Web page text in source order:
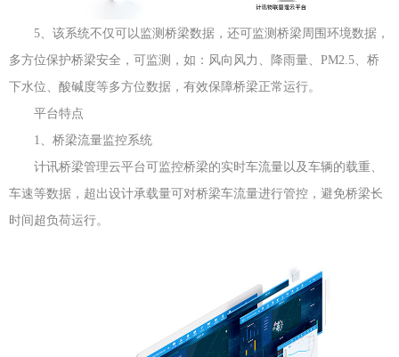
5、该系统不仅可以监测桥梁数据，还可监测桥梁周围环境数据，
多方位保护桥梁安全，可监测，如：风向风力、降雨量、PM2.5、桥
下水位、酸碱度等多方位数据，有效保障桥梁正常运行。
平台特点
1、桥梁流量监控系统
计讯桥梁管理云平台可监控桥梁的实时车流量以及车辆的载重、
车速等数据，超出设计承载量可对桥梁车流量进行管控，避免桥梁长
时间超负荷运行。